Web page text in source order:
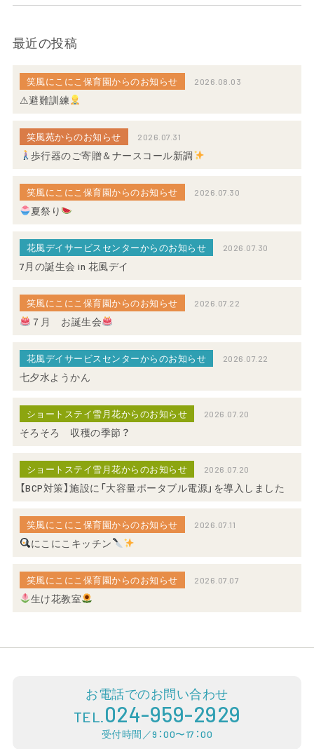
最近の投稿
笑風にこにこ保育園からのお知らせ 2026.08.03
⚠避難訓練
笑風苑からのお知らせ 2026.07.31
歩行器のご寄贈＆ナースコール新調
笑風にこにこ保育園からのお知らせ 2026.07.30
夏祭り
花風デイサービスセンターからのお知らせ 2026.07.30
7月の誕生会 in 花風デイ
笑風にこにこ保育園からのお知らせ 2026.07.22
７月 お誕生会
花風デイサービスセンターからのお知らせ 2026.07.22
七夕水ようかん
ショートステイ雪月花からのお知らせ 2026.07.20
そろそろ 収穫の季節？
ショートステイ雪月花からのお知らせ 2026.07.20
【BCP対策】施設に「大容量ポータブル電源」を導入しました
笑風にこにこ保育園からのお知らせ 2026.07.11
にこにこキッチン
笑風にこにこ保育園からのお知らせ 2026.07.07
生け花教室
お電話でのお問い合わせ
TEL.024-959-2929
受付時間／9：00〜17：00